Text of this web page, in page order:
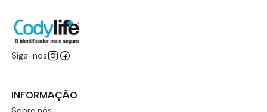
Siga-nos
INFORMAÇÃO